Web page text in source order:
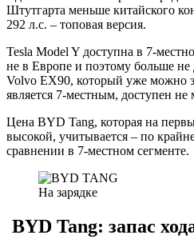
Штутгарта меньше китайского
292 л.с. – топовая версия.
Tesla Model Y доступна в 7-
не в Европе и поэтому больше
Volvo EX90, который уже можно
является 7-местным, доступен
Цена BYD Tang, которая на
высокой, учитывается – по
сравнении в 7-местном сегменте.
На зарядке
BYD Tang: запас